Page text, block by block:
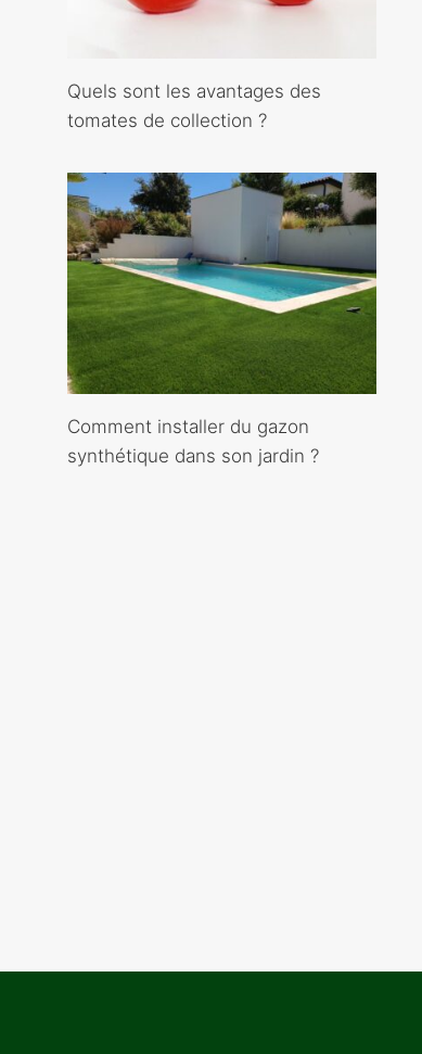
Quels sont les avantages des
tomates de collection ?
Comment installer du gazon
synthétique dans son jardin ?